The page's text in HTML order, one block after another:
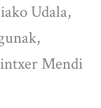
Udala,
Mendi